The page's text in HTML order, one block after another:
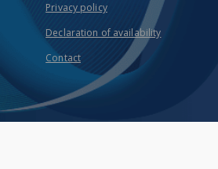
Privacy policy
Declaration of availability
Contact